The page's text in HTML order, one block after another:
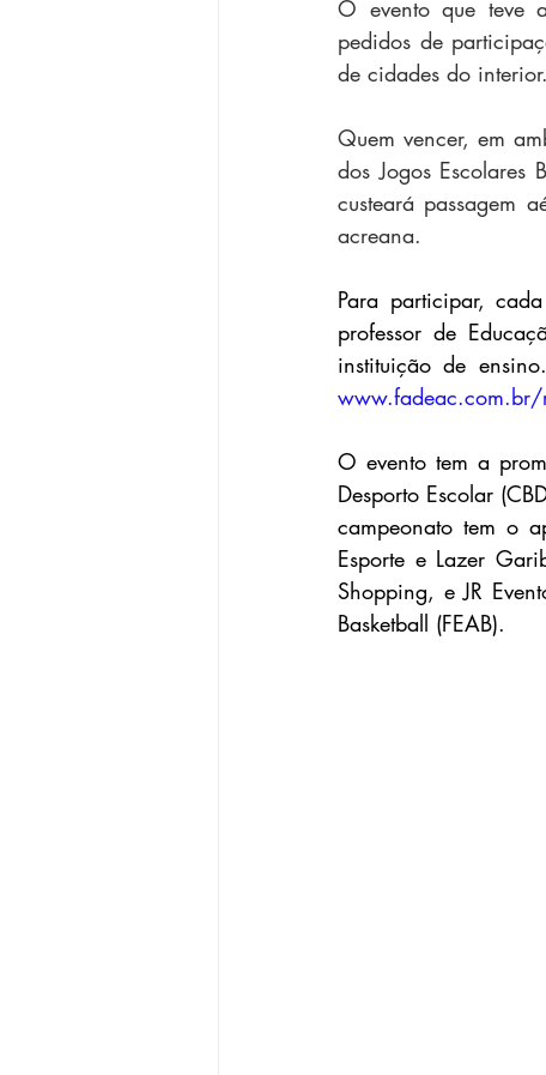
O evento que teve
pedidos de
de cidades do
Quem vencer, em
dos Jogos Escolares
custeará passagem
acreana.
Para participar,
professor de
www.fadeac.com.br/
O evento tem a
Desporto Escolar
campeonato tem o
Esporte e Lazer
Shopping, e JR
Basketball (FEAB).